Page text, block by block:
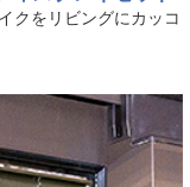
クをリビングにカッコ